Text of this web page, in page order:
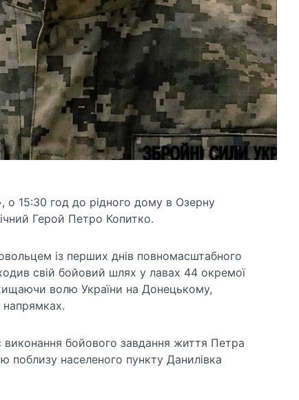
о 15:30 год до рідного дому в Озерну
Герой Петро Копитко.
із перших днів повномасштабного
свій бойовий шлях у лавах 44 окремої
волю України на Донецькому,
виконання бойового завдання життя Петра
поблизу населеного пункту Данилівка